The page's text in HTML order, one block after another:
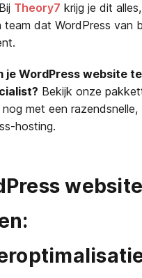
Theory7 krijg je dit
team dat WordPress van
je WordPress website
Bekijk onze
met een
hosting.
website